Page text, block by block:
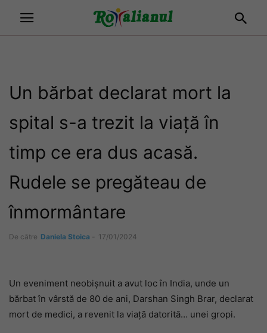
Un bărbat declarat mort la
spital s-a trezit la viață în
timp ce era dus acasă.
Rudele se pregăteau de
înmormântare
De către Daniela Stoica - 17/01/2024
Un eveniment neobișnuit a avut loc în India, unde un
bărbat în vârstă de 80 de ani, Darshan Singh Brar, declarat
mort de medici, a revenit la viață datorită… unei gropi.